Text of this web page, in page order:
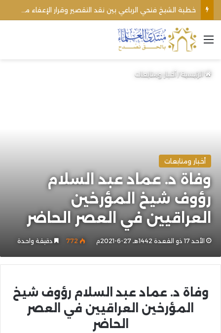
القائمة
الرئيسية/أخبار ومتابعات
أخبار ومتابعات
وفاة د. عماد عبد السلام
رؤوف شيخ المؤرخين
العراقيين في العصر الحاضر
الأحد 17 ذو القعدة 1442هـ 27-6-2021م 772 دقيقة واحدة
وفاة د. عماد عبد السلام رؤوف شيخ
المؤرخين العراقيين في العصر
الحاضر